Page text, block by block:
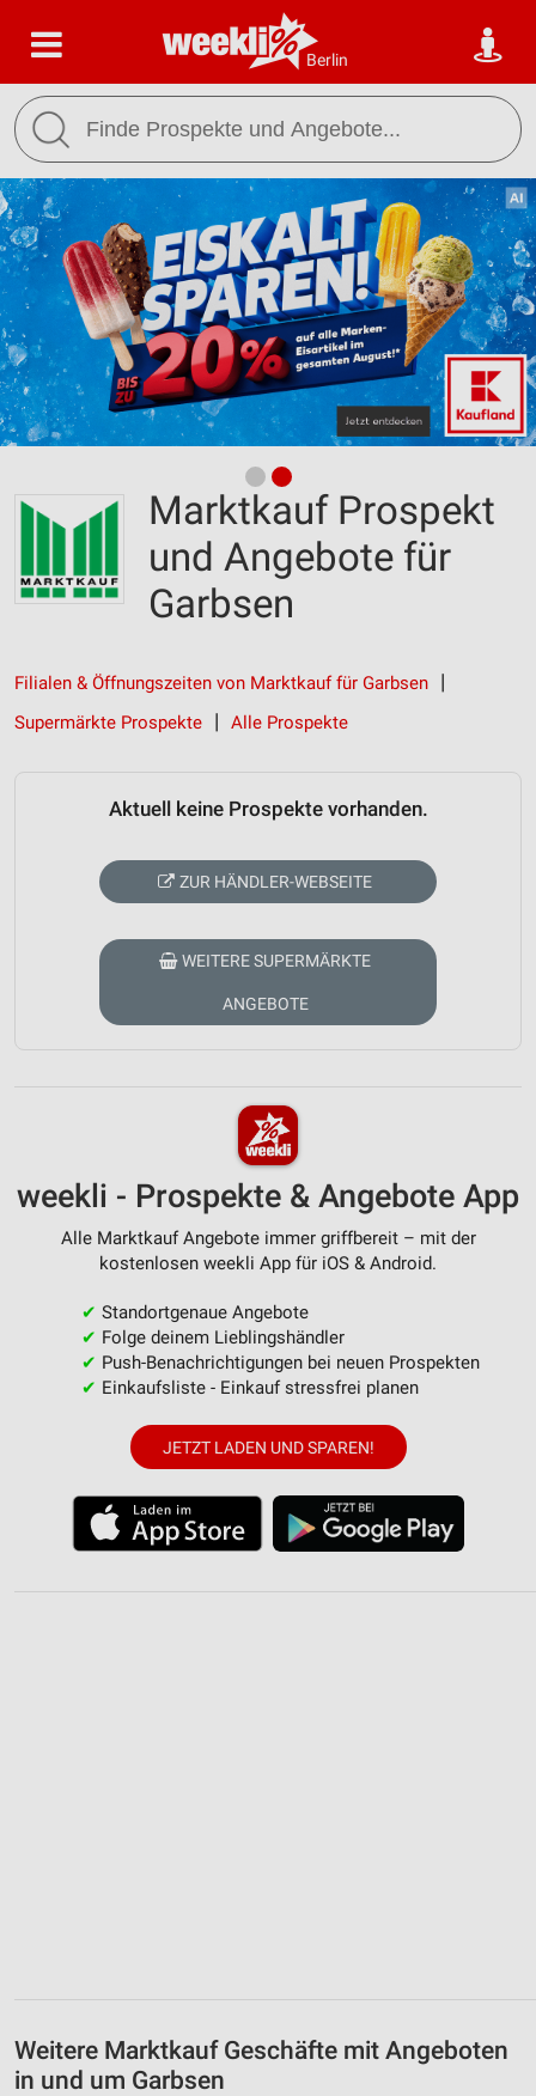
Berlin
Marktkauf Prospekt
und Angebote für
Garbsen
Filialen & Öffnungszeiten von Marktkauf für Garbsen
Supermärkte Prospekte
Alle Prospekte
Aktuell keine Prospekte vorhanden.
ZUR HÄNDLER-WEBSEITE
WEITERE SUPERMÄRKTE
ANGEBOTE
weekli - Prospekte & Angebote App
Alle Marktkauf Angebote immer griffbereit – mit der
kostenlosen weekli App für iOS & Android.
✔ Standortgenaue Angebote
✔ Folge deinem Lieblingshändler
✔ Push-Benachrichtigungen bei neuen Prospekten
✔ Einkaufsliste - Einkauf stressfrei planen
JETZT LADEN UND SPAREN!
Weitere Marktkauf Geschäfte mit Angeboten
in und um Garbsen